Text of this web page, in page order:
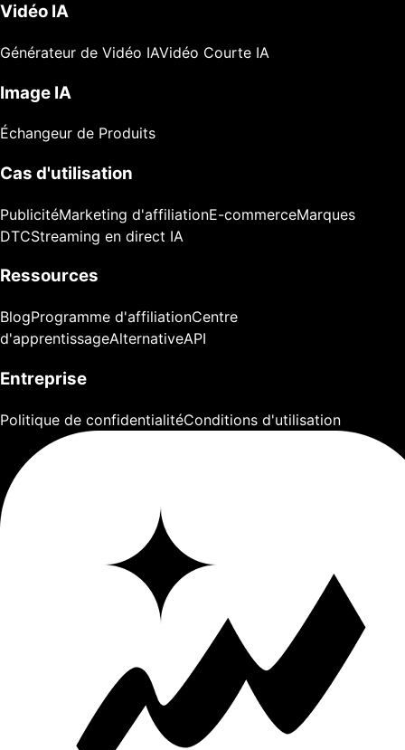
Vidéo IA
Générateur de Vidéo IAVidéo Courte IA
Image IA
Échangeur de Produits
Cas d'utilisation
PublicitéMarketing d'affiliationE-commerceMarques
DTCStreaming en direct IA
Ressources
BlogProgramme d'affiliationCentre
d'apprentissageAlternativeAPI
Entreprise
Politique de confidentialitéConditions d'utilisation